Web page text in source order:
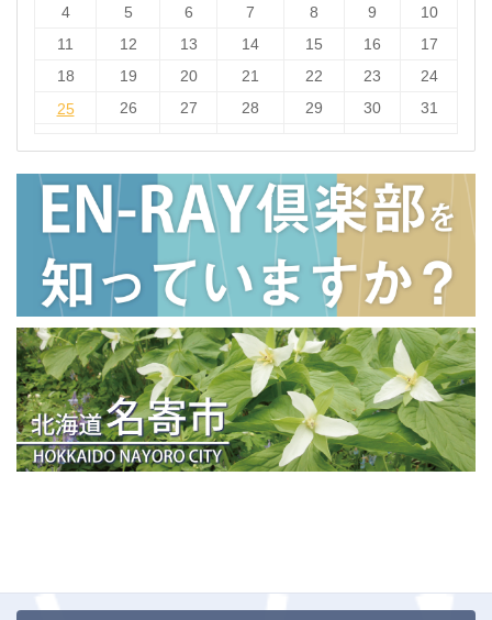
4
5 6 7 8 9
10
11
12 13 14 15 16
17
18
19 20 21 22 23
24
25
25 26 27 28 29 30 31